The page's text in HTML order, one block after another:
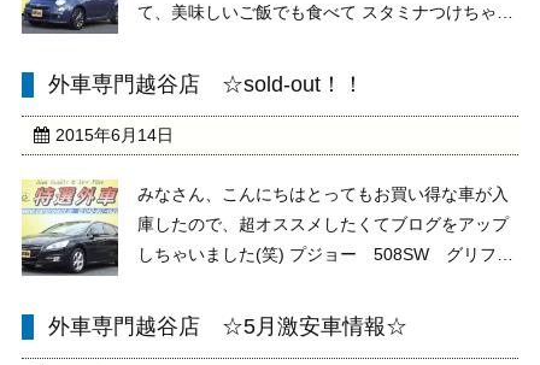
て、美味しいご飯でも食べて スタミナつけちゃい
え～、すみません。 今回は私の個人的に好きなお
...
外車専門越谷店 ☆sold-out！！
2015年6月14日
みなさん、こんにちはとってもお買い得な車が入
庫したので、超オススメしたくてブログをアップ
しちゃいました(笑) プジョー 508SW グリフ
2.4万㌔オススメポイントが多すぎて、紹介するの
外車専門越谷店 ☆5月激安車情報☆